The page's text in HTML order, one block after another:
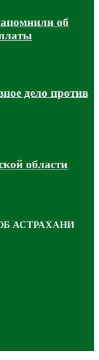
об
дело против
области
АСТРАХАНИ